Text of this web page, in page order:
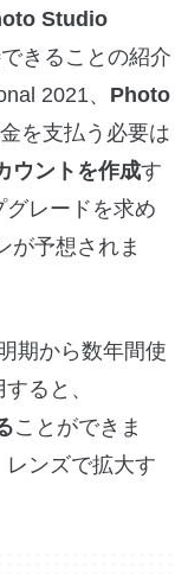
Studio
きることの紹介
2021、 Photo
を支払う必要は
ウントを作成す
レードを求め
が予想されま
期から数年間使
ると、
ことができま
ンズで拡大す